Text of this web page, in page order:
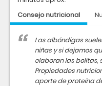
Consejo nutricional
Las albóndigas
niñas y si dejamos
elaboran las bolitas,
Propiedades
aporte de proteína